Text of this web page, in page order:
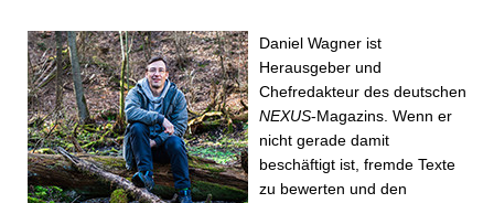
Daniel Wagner ist
Herausgeber und
Chefredakteur des deutschen
NEXUS-Magazins. Wenn er
nicht gerade damit
beschäftigt ist, fremde Texte
zu bewerten und den